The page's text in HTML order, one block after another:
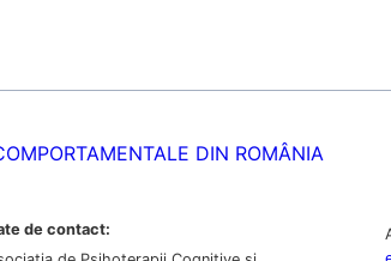
DIN ROMÂNIA
de contact: